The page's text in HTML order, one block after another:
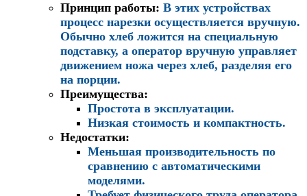
Принцип работы: В этих устройствах
процесс нарезки осуществляется вручную.
Обычно хлеб ложится на специальную
подставку, а оператор вручную управляет
движением ножа через хлеб, разделяя его
на порции.
Преимущества:
Простота в эксплуатации.
Низкая стоимость и компактность.
Недостатки:
Меньшая производительность по
сравнению с автоматическими
моделями.